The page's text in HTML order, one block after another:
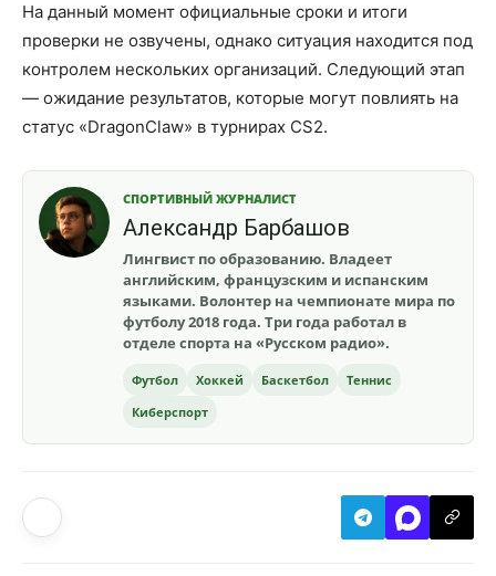
На данный момент официальные сроки и итоги
проверки не озвучены, однако ситуация находится под
контролем нескольких организаций. Следующий этап
— ожидание результатов, которые могут повлиять на
статус «DragonClaw» в турнирах CS2.
СПОРТИВНЫЙ ЖУРНАЛИСТ
Александр Барбашов
Лингвист по образованию. Владеет
английским, французским и испанским
языками. Волонтер на чемпионате мира по
футболу 2018 года. Три года работал в
отделе спорта на «Русском радио».
Футбол Хоккей Баскетбол
Теннис
Киберспорт